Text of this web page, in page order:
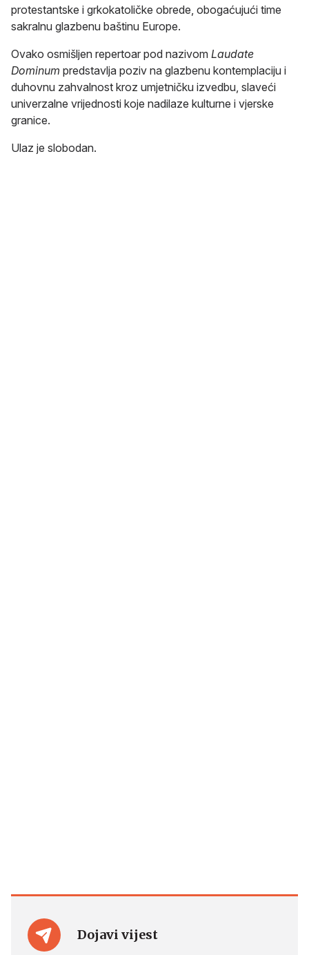
protestantske i grkokatoličke obrede, obogaćujući time
sakralnu glazbenu baštinu Europe.
Ovako osmišljen repertoar pod nazivom Laudate
Dominum predstavlja poziv na glazbenu kontemplaciju i
duhovnu zahvalnost kroz umjetničku izvedbu, slaveći
univerzalne vrijednosti koje nadilaze kulturne i vjerske
granice.
Ulaz je slobodan.
Dojavi vijest